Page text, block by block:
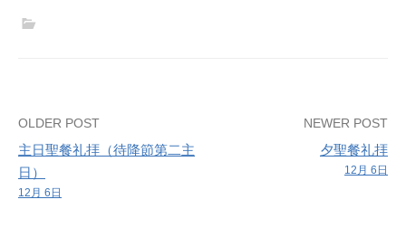
会
Post
navigation
OLDER POST
主日聖餐礼拝（待降節第二主
日）
12月 6日
NEWER POST
夕聖餐礼拝
12月 6日